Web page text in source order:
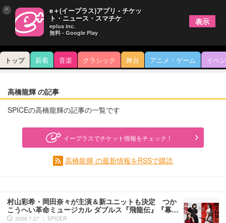
トップ 新着 音楽 クラシック 舞台 アニメ・ゲーム イベ
高橋龍輝 の記事
SPICEの高橋龍輝の記事の一覧です
イープラスでチケット情報をチェック！
高橋龍輝 の最新情報をRSSで購読
村山彩希・岡田奈々が主演＆新ユニットも決定 つか
こうへい革命ミュージカル ダブルス『飛龍伝』『幕…
2026.7.27 ｜ SPICER
× e＋(イープラス)アプリ - チケッ
ト・ニュース・スマチケ
eplus inc.
無料 - Google Play
表示